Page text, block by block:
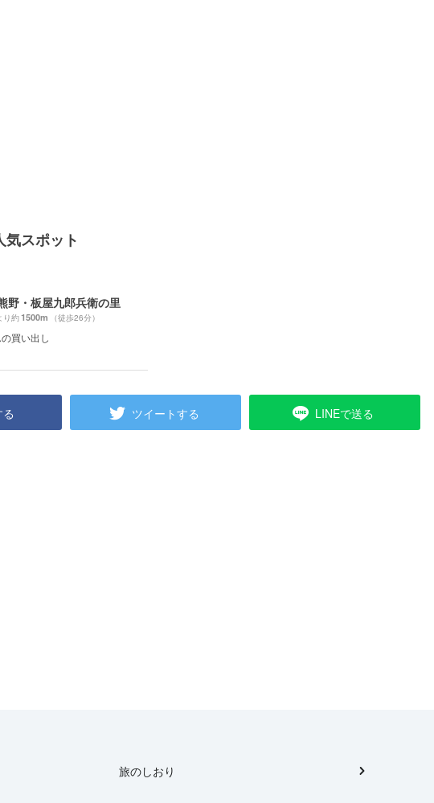
気スポット
野・板屋九郎兵衛の里
り約1500m （徒歩26分）
買い出し
ツイートする LINEで送る
旅のしおり